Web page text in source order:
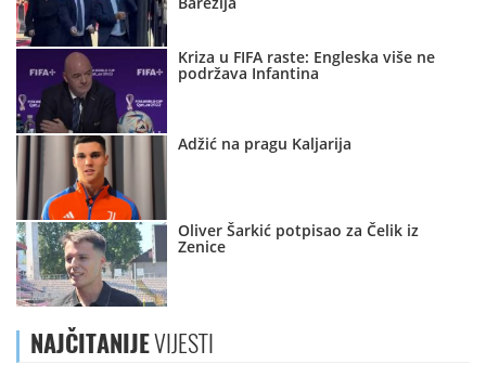
Kriza u FIFA raste: Engleska više ne
podržava Infantina
Adžić na pragu Kaljarija
Oliver Šarkić potpisao za Čelik iz
Zenice
NAJČITANIJEVIJESTI